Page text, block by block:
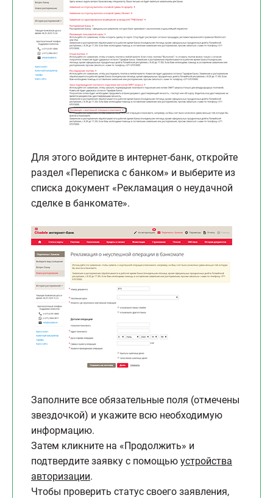
Для этого войдите в интернет-банк, откройте
раздел «Переписка с банком» и выберите из
списка документ «Рекламация о неудачной
сделке в банкомате».
Заполните все обязательные поля (отмечены
звездочкой) и укажите всю необходимую
информацию.
Затем кликните на «Продолжить» и
подтвердите заявку с помощью устройства
авторизации.
Чтобы проверить статус своего заявления,